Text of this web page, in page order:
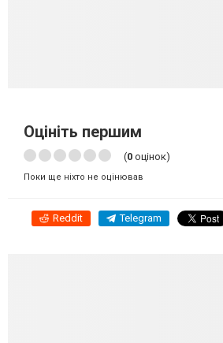
Оцініть першим
(0 оцінок)
Поки ще ніхто не оцінював
Reddit Telegram